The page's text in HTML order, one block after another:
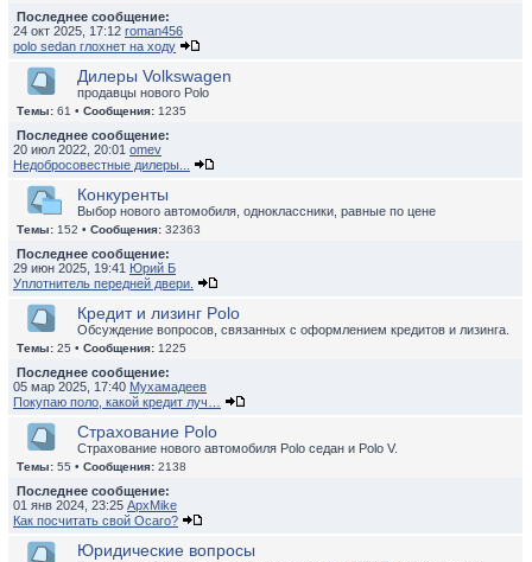
Последнее сообщение:
24 окт 2025, 17:12 roman456
polo sedan глохнет на ходу
Дилеры Volkswagen
продавцы нового Polo
Темы: 61 • Сообщения: 1235
Последнее сообщение:
20 июл 2022, 20:01 omev
Недобросовестные дилеры...
Конкуренты
Выбор нового автомобиля, одноклассники, равные по цене
Темы: 152 • Сообщения: 32363
Последнее сообщение:
29 июн 2025, 19:41 Юрий Б
Уплотнитель передней двери.
Кредит и лизинг Polo
Обсуждение вопросов, связанных с оформлением кредитов и лизинга.
Темы: 25 • Сообщения: 1225
Последнее сообщение:
05 мар 2025, 17:40 Мухамадеев
Покупаю поло, какой кредит луч…
Страхование Polo
Страхование нового автомобиля Polo седан и Polo V.
Темы: 55 • Сообщения: 2138
Последнее сообщение:
01 янв 2024, 23:25 ApxMike
Как посчитать свой Осаго?
Юридические вопросы